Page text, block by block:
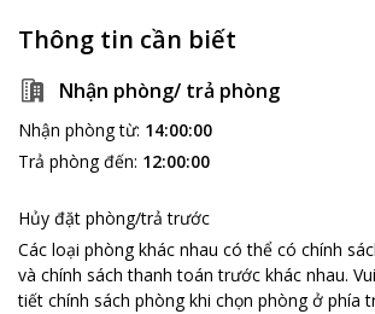
Thông tin cần biết
Nhận phòng/ trả phòng
Nhận phòng từ: 14:00:00
Trả phòng đến: 12:00:00
Hủy đặt phòng/trả trước
Các loại phòng khác nhau có thể có chính
và chính sách thanh toán trước khác nhau.
tiết chính sách phòng khi chọn phòng ở phía